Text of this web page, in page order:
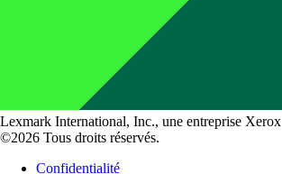
Lexmark International, Inc., une entreprise Xerox
©2026 Tous droits réservés.
Confidentialité